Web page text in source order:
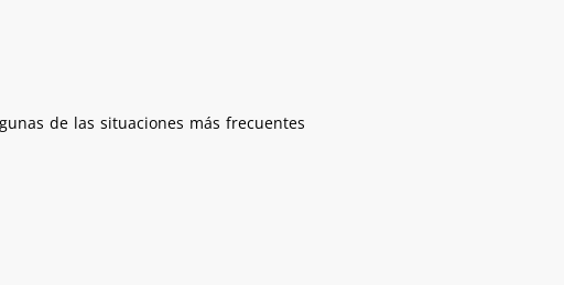
de las situaciones más frecuentes